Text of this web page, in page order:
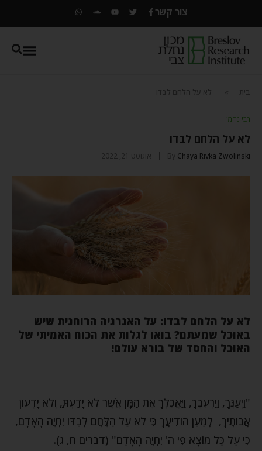
צור קשר
» לא על הלחם לבדו
רבי נחמן
לא על הלחם לבדו
ByChaya Rivka Zwolinski אוגוסט 21, 2022
לא על הלחם לבדו: על האנרגיה הרוחנית שיש
באוכל שמעתם? בואו לגלות את הכוח האמיתי של
האוכל והחסד של בורא עולם!
"וַיְעַנְּךָ, וַיַּרְעִבֶךָ, וַיַּאֲכִלְךָ אֶת הַמָּן אֲשֶׁר לֹא יָדַעְתָּ, וְלֹא יָדְעוּן
אֲבֹותֶיךָ, לְמַעַן הוֹדִיעֲךָ כִּי לֹא עַל הַלֶּחֶם לְבַדּוֹ יִחְיֶה הָאָדָם,
כִּי עַל כָּל מוֹצָא פִי ה' יִחְיֶה הָאָדָם" (דברים ח, ג).